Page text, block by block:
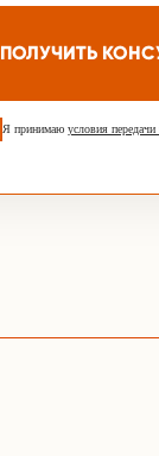
Я принимаю условия
ПОЛУЧИТЬ